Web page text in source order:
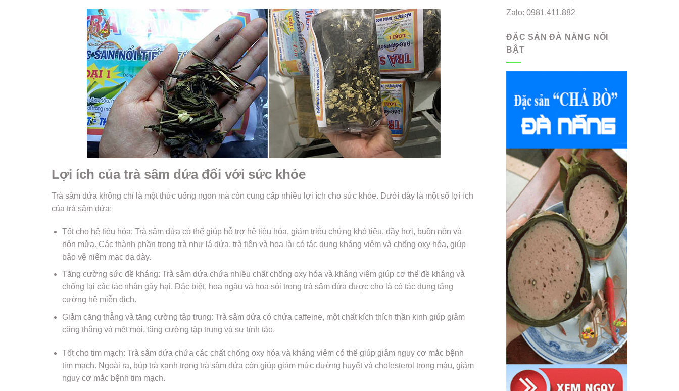
Lợi ích của trà sâm dứa đối với sức khỏe
Trà sâm dứa không chỉ là một thức uống ngon mà còn cung cấp nhiều lợi ích cho sức khỏe. Dưới đây là một số lợi ích
của trà sâm dứa:
Tốt cho hệ tiêu hóa: Trà sâm dứa có thể giúp hỗ trợ hệ tiêu hóa, giảm triệu chứng khó tiêu, đầy hơi, buồn nôn và
nôn mửa. Các thành phần trong trà như lá dứa, trà tiên và hoa lài có tác dụng kháng viêm và chống oxy hóa, giúp
bảo vệ niêm mạc dạ dày.
Tăng cường sức đề kháng: Trà sâm dứa chứa nhiều chất chống oxy hóa và kháng viêm giúp cơ thể đề kháng và
chống lại các tác nhân gây hại. Đặc biệt, hoa ngâu và hoa sói trong trà sâm dứa được cho là có tác dụng tăng
cường hệ miễn dịch.
Giảm căng thẳng và tăng cường tập trung: Trà sâm dứa có chứa caffeine, một chất kích thích thần kinh giúp giảm
căng thẳng và mệt mỏi, tăng cường tập trung và sự tỉnh táo.
Tốt cho tim mạch: Trà sâm dứa chứa các chất chống oxy hóa và kháng viêm có thể giúp giảm nguy cơ mắc bệnh
tim mạch. Ngoài ra, búp trà xanh trong trà sâm dứa còn giúp giảm mức đường huyết và cholesterol trong máu, giảm
nguy cơ mắc bệnh tim mạch.
Zalo: 0981.411.882
ĐẶC SẢN ĐÀ NẴNG NỔI
BẬT